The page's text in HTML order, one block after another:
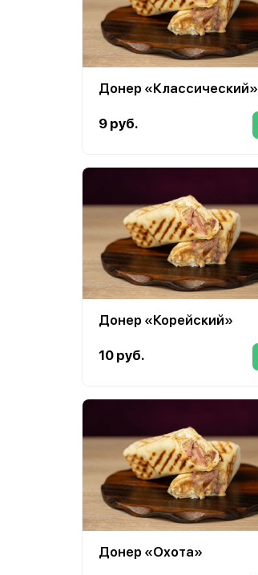
Донер «Классический»
9 руб.
Донер «Корейский»
10 руб.
Донер «Охота»